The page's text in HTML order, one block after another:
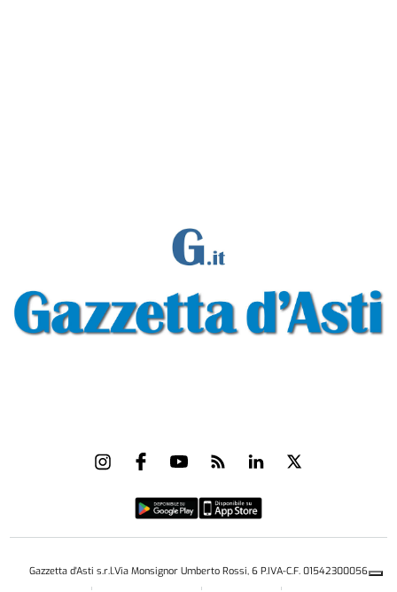
Gazzetta d'Asti s.r.l.Via Monsignor Umberto Rossi, 6 P.IVA-C.F. 01542300056